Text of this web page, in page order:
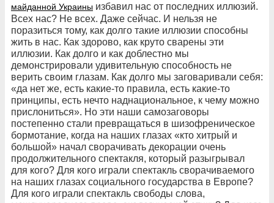
майданной Украины избавил нас от последних иллюзий.
Всех нас? Не всех. Даже сейчас. И нельзя не
поразиться тому, как долго такие иллюзии способны
жить в нас. Как здорово, как круто сварены эти
иллюзии. Как долго и как доблестно мы
демонстрировали удивительную способность не
верить своим глазам. Как долго мы заговаривали себя:
«да нет же, есть какие-то правила, есть какие-то
принципы, есть нечто наднациональное, к чему можно
прислониться». Но эти наши самозаговоры
постепенно стали превращаться в шизофреническое
бормотание, когда на наших глазах «кто хитрый и
большой» начал сворачивать декорации очень
продолжительного спектакля, который разыгрывал
для кого? Для кого играли спектакль сворачиваемого
на наших глазах социального государства в Европе?
Для кого играли спектакль свободы слова,